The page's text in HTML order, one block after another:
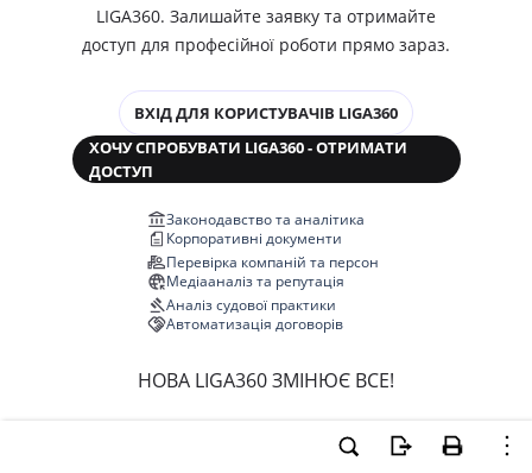
LIGA360. Залишайте заявку та отримайте
доступ для професійної роботи прямо зараз.
ВХІД ДЛЯ КОРИСТУВАЧІВ LIGA360
ХОЧУ СПРОБУВАТИ LIGA360 - ОТРИМАТИ
ДОСТУП
Законодавство та аналітика
Корпоративні документи
Перевірка компаній та персон
Медіааналіз та репутація
Аналіз судової практики
Автоматизація договорів
НОВА LIGA360 ЗМІНЮЄ ВСЕ!